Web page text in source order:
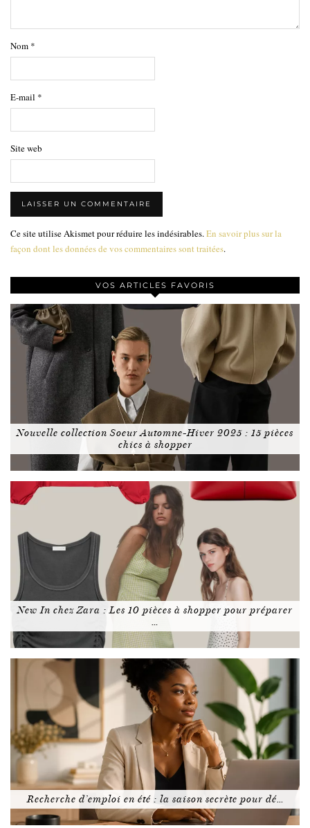
Nom *
E-mail *
Site web
Ce site utilise Akismet pour réduire les indésirables. En savoir plus sur la
façon dont les données de vos commentaires sont traitées.
VOS ARTICLES FAVORIS
Nouvelle collection Soeur Automne-Hiver 2025 : 15 pièces
chics à shopper
New In chez Zara : Les 10 pièces à shopper pour préparer
…
Recherche d’emploi en été : la saison secrète pour dé…